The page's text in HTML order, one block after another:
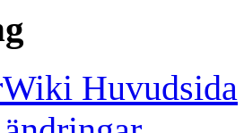
Huvudsida